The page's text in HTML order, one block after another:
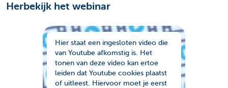
Herbekijk het webinar
Hier staat een ingesloten video die
van Youtube afkomstig is. Het
tonen van deze video kan ertoe
leiden dat Youtube cookies plaatst
of uitleest. Hiervoor moet je eerst